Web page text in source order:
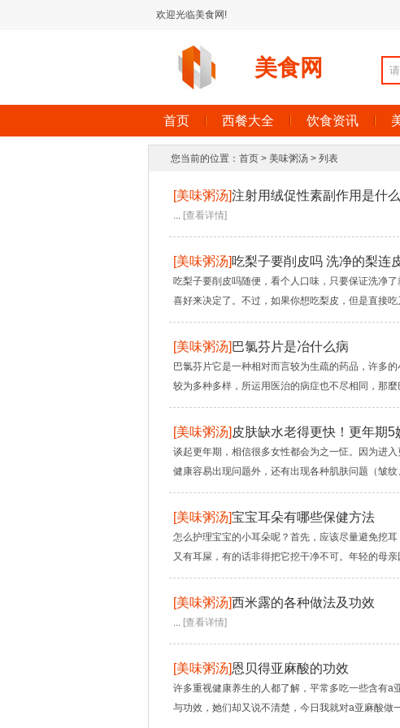
欢迎光临美食网!
美食网
首页 西餐大全 饮食资讯
您当前的位置： 首页 > 美味粥汤 > 列表
[美味粥汤]注射用绒促性素副作用是什么
... [查看详情]
[美味粥汤] 吃梨子要削皮吗 洗净的梨连
吃梨子要削皮吗随便，看个人口味，只要保证洗净
喜好来决定了。不过，如果你想吃梨皮，但是直接
[美味粥汤] 巴氯芬片是冶什么病
巴氯芬片它是一种相对而言较为生疏的药品，许多
较为多种多样，所运用医治的病症也不尽相同，那
[美味粥汤] 皮肤缺水老得更快！更年期
谈起更年期，相信很多女性都会为之一怔。因为进
健康容易出现问题外，还有出现各种肌肤问题（皱
[美味粥汤]宝宝耳朵有哪些保健方法
怎么护理宝宝的小耳朵呢？首先，应该尽量避免挖
又有耳屎，有的话非得把它挖干净不可。年轻的母
[美味粥汤]西米露的各种做法及功效
... [查看详情]
[美味粥汤]恩贝得亚麻酸的功效
许多重视健康养生的人都了解，平常多吃一些含有a
与功效，她们却又说不清楚，今日我就对a亚麻酸做